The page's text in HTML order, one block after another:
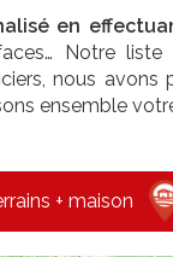
en
Notre
nous avons
ensemble
+ maison